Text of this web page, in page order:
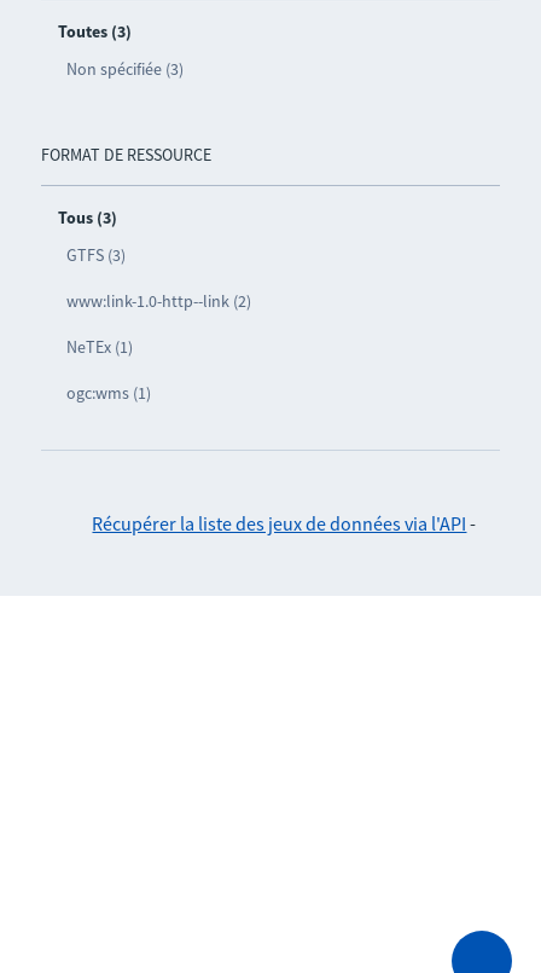
Toutes (3)
Non spécifiée (3)
FORMAT DE RESSOURCE
Tous (3)
GTFS (3)
www:link-1.0-http--link (2)
NeTEx (1)
ogc:wms (1)
Récupérer la liste des jeux de données via l'API -